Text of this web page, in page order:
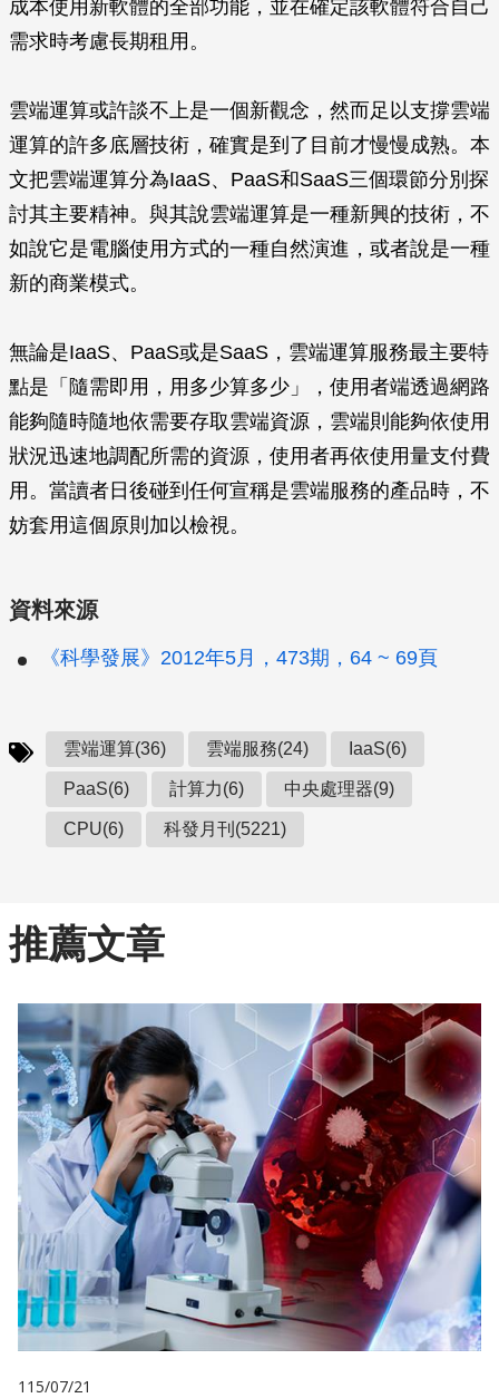
成本使用新軟體的全部功能，並在確定該軟體符合自己
需求時考慮長期租用。
雲端運算或許談不上是一個新觀念，然而足以支撐雲端
運算的許多底層技術，確實是到了目前才慢慢成熟。本
文把雲端運算分為IaaS、PaaS和SaaS三個環節分別探
討其主要精神。與其說雲端運算是一種新興的技術，不
如說它是電腦使用方式的一種自然演進，或者說是一種
新的商業模式。
無論是IaaS、PaaS或是SaaS，雲端運算服務最主要特
點是「隨需即用，用多少算多少」，使用者端透過網路
能夠隨時隨地依需要存取雲端資源，雲端則能夠依使用
狀況迅速地調配所需的資源，使用者再依使用量支付費
用。當讀者日後碰到任何宣稱是雲端服務的產品時，不
妨套用這個原則加以檢視。
資料來源
《科學發展》2012年5月，473期，64 ~ 69頁
雲端運算(36) 雲端服務(24) IaaS(6)
PaaS(6) 計算力(6) 中央處理器(9)
CPU(6) 科發月刊(5221)
推薦文章
115/07/21